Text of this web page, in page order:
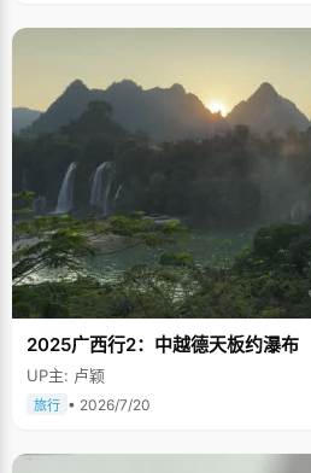
2025广西行2：中越德天板约瀑布
UP主: 卢颖
旅行 • 2026/7/20